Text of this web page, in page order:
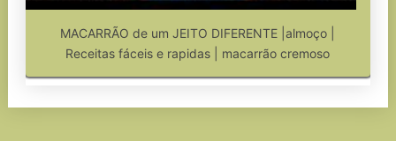
MACARRÃO de um JEITO DIFERENTE |almoço |
Receitas fáceis e rapidas | macarrão cremoso